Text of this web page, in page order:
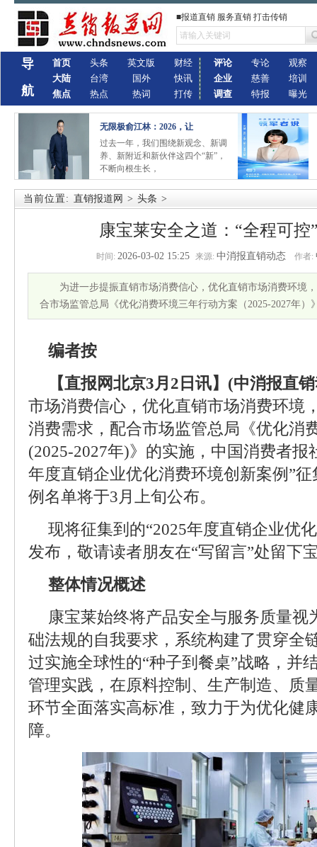
■报道直销 服务直销 打击传销
导
航
首页
大陆
焦点
头条
台湾
热点
英文版
国外
热词
财经
快讯
打传
评论
企业
调查
专论
慈善
特报
观察
培训
曝光
无限极俞江林：2026，让
过去一年，我们围绕新观念、新调
养、新附近和新伙伴这四个“新”，
不断向根生长，
当前位置: 直销报道网 > 头条 >
康宝莱安全之道：“全程可控
时间: 2026-03-02 15:25 来源: 中消报直销动态 作者:
为进一步提振直销市场消费信心，优化直销市场消费环境
合市场监管总局《优化消费环境三年行动方案（2025-2027年）
编者按
【直报网北京3月2日讯】(中消报直
市场消费信心，优化直销市场消费环境
消费需求，配合市场监管总局《优化消
(2025-2027年)》的实施，中国消费者报
年度直销企业优化消费环境创新案例”
例名单将于3月上旬公布。
现将征集到的“2025年度直销企业优
发布，敬请读者朋友在“写留言”处留下
整体情况概述
康宝莱始终将产品安全与服务质量视
础法规的自我要求，系统构建了贯穿全
过实施全球性的“种子到餐桌”战略，并
管理实践，在原料控制、生产制造、质
环节全面落实高标准，致力于为优化健
障。